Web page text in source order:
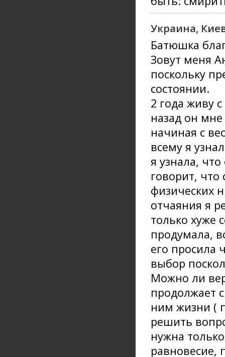
Украина,
Батюшка
Зовут меня
поскольку
состоянии.
2 года живу
назад он
начиная с
всему я
я узнала,
говорит,
физических
отчаяния я
только хуже
продумала,
его просила
выбор
Можно ли
продолжает
ним жизни (
решить
нужна
равновесие,